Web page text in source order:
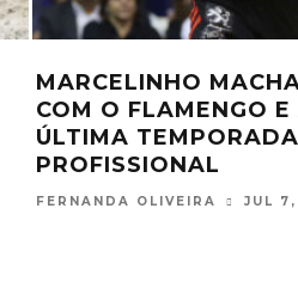
MARCELINHO
COM O FLAMENGO
ÚLTIMA
PROFISSIONAL
FERNANDA OLIVEIRA JUL